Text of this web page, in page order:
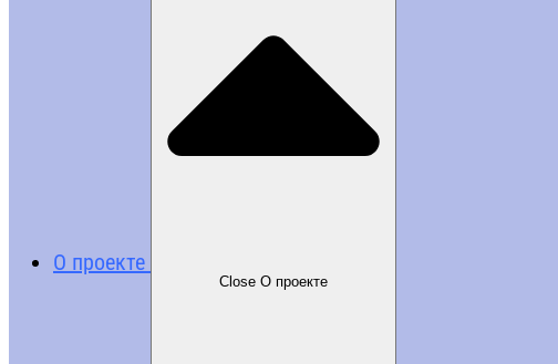
О проекте
Close О проекте